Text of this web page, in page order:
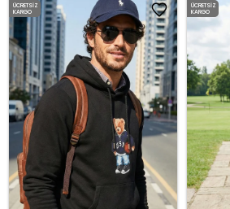
ÜCRETSIZ
KARGO
ÜCRETSIZ
KARGO